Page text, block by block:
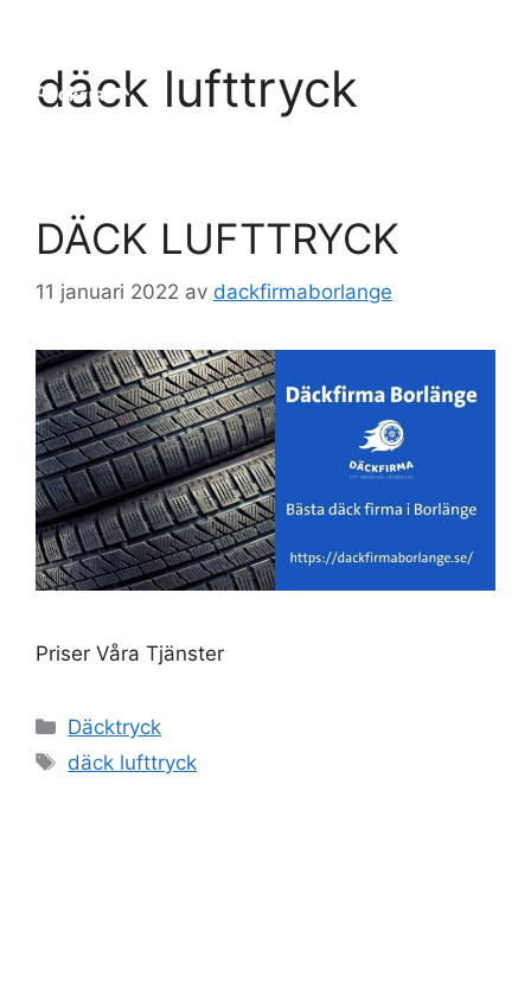
innehålldäck lufttryck
DÄCK LUFTTRYCK
11 januari 2022 av dackfirmaborlange
Priser Våra Tjänster
Kategorier
Däcktryck
Etiketter
däck lufttryck